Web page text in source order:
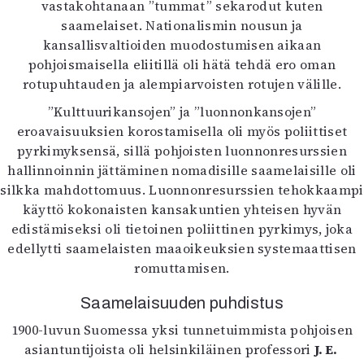
vastakohtanaan ”tummat” sekarodut kuten
saamelaiset. Nationalismin nousun ja
kansallisvaltioiden muodostumisen aikaan
pohjoismaisella eliitillä oli hätä tehdä ero oman
rotupuhtauden ja alempiarvoisten rotujen välille.
”Kulttuurikansojen” ja ”luonnonkansojen”
eroavaisuuksien korostamisella oli myös poliittiset
pyrkimyksensä, sillä pohjoisten luonnonresurssien
hallinnoinnin jättäminen nomadisille saamelaisille oli
silkka mahdottomuus. Luonnonresurssien tehokkaampi
käyttö kokonaisten kansakuntien yhteisen hyvän
edistämiseksi oli tietoinen poliittinen pyrkimys, joka
edellytti saamelaisten maaoikeuksien systemaattisen
romuttamisen.
Saamelaisuuden puhdistus
1900-luvun Suomessa yksi tunnetuimmista pohjoisen
asiantuntijoista oli helsinkiläinen professoriJ. E.